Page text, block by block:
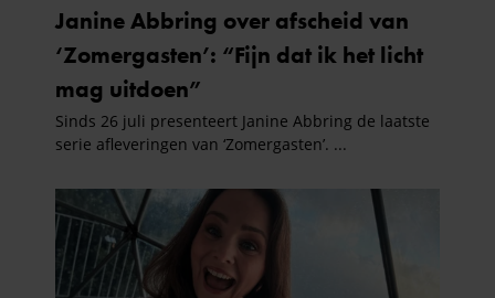
gaat akkoord met onze cookies als u onze website blijft